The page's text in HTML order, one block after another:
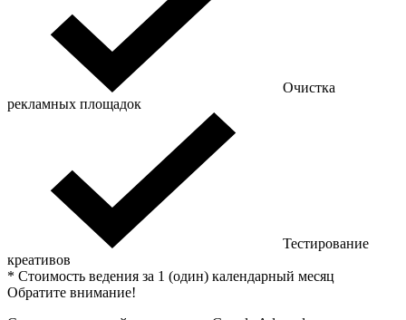
Очистка
рекламных площадок
Тестирование
креативов
* Стоимость ведения за 1 (один) календарный месяц
Обратите внимание!